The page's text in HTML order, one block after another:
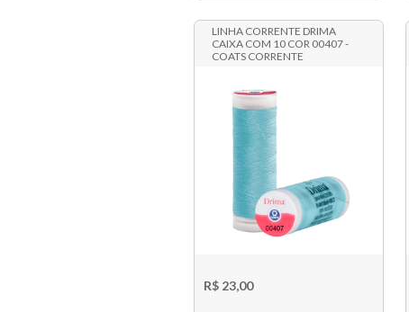
LINHA CORRENTE DRIMA
CAIXA COM 10 COR 00407 -
COATS CORRENTE
R$ 23,00